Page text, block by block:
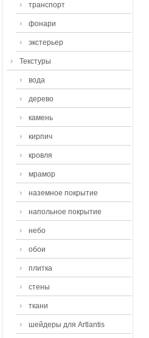
транспорт
фонари
экстерьер
Текстуры
вода
дерево
камень
кирпич
кровля
мрамор
наземное покрытие
напольное покрытие
небо
обои
плитка
стены
ткани
шейдеры для Artlantis